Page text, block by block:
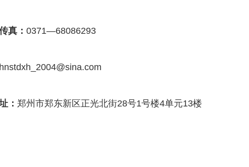
真： 0371—68086293
hnstdxh_2004@sina.com
： 郑州市郑东新区正光北街28号1号楼4单元13楼